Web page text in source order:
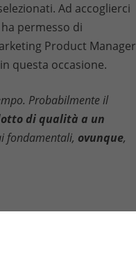
Ad accoglierci
permesso di
Product Manager
questa occasione.
Probabilmente il
di qualità a un
fondamentali, ovunque,